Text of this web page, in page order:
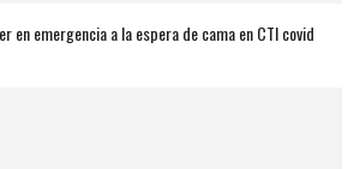
en emergencia a la espera de cama en CTI covid